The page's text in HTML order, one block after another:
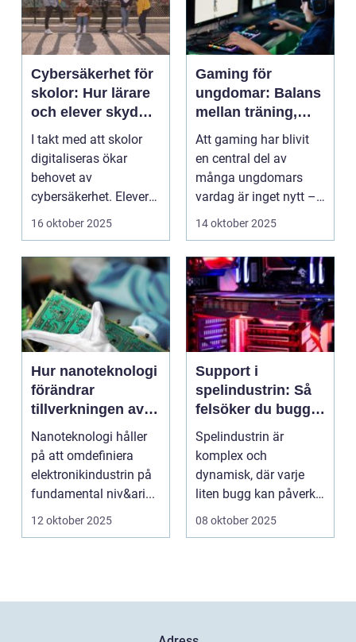
Cybersäkerhet för
skolor: Hur lärare
och elever skyddar
sina data
I takt med att skolor
digitaliseras ökar
behovet av
cybersäkerhet. Elever
och lärare ...
16 oktober 2025
Gaming för
ungdomar: Balans
mellan träning,
skola och socialt
Att gaming har blivit
en central del av
många ungdomars
vardag är inget nytt –
men ...
14 oktober 2025
Hur nanoteknologi
förändrar
tillverkningen av
elektronik
Nanoteknologi håller
på att omdefiniera
elektronikindustrin på
fundamental niv&ari...
12 oktober 2025
Support i
spelindustrin: Så
felsöker du buggar
och förbättrar
spelupplevelsen
Spelindustrin är
komplex och
dynamisk, där varje
liten bugg kan påverka
spelupplevel...
08 oktober 2025